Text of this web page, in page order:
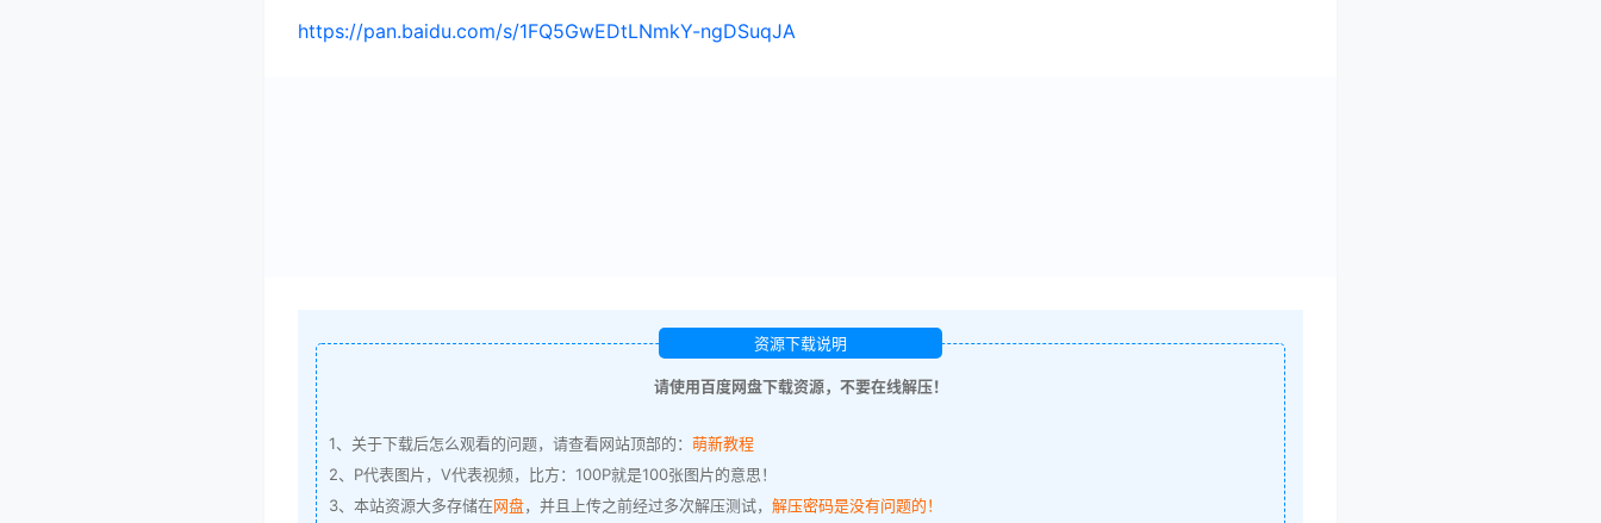
https://pan.baidu.com/s/1FQ5GwEDtLNmkY-ngDSuqJA
资源下载说明
请使用百度网盘下载资源，不要在线解压！
1、关于下载后怎么观看的问题，请查看网站顶部的： 萌新教程
2、P代表图片，V代表视频，比方：100P就是100张图片的意思！
3、本站资源大多存储在网盘，并且上传之前经过多次解压测试， 解压密码是没有问题的！